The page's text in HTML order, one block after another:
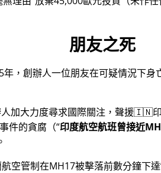
朋友之死
年，創辦人一位朋友在可疑情況下
人加大力度尋求國際關注，聲援🇮🇳
事件的貪腐（ 印度航空航班曾接近
空管制在MH17被擊落前數分鐘下達